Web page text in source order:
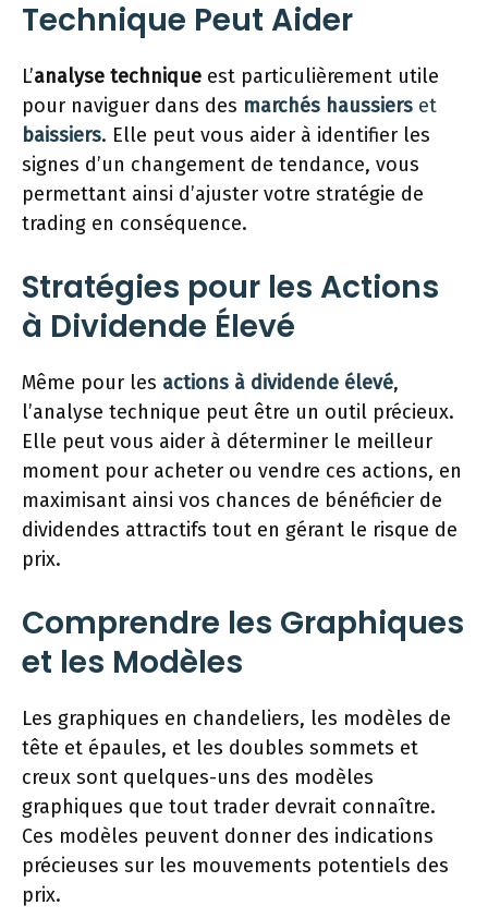
Technique Peut Aider
L’analyse technique est particulièrement utile
pour naviguer dans des marchés haussiers et
baissiers. Elle peut vous aider à identifier les
signes d’un changement de tendance, vous
permettant ainsi d’ajuster votre stratégie de
trading en conséquence.
Stratégies pour les Actions
à Dividende Élevé
Même pour les actions à dividende élevé,
l’analyse technique peut être un outil précieux.
Elle peut vous aider à déterminer le meilleur
moment pour acheter ou vendre ces actions, en
maximisant ainsi vos chances de bénéficier de
dividendes attractifs tout en gérant le risque de
prix.
Comprendre les Graphiques
et les Modèles
Les graphiques en chandeliers, les modèles de
tête et épaules, et les doubles sommets et
creux sont quelques-uns des modèles
graphiques que tout trader devrait connaître.
Ces modèles peuvent donner des indications
précieuses sur les mouvements potentiels des
prix.